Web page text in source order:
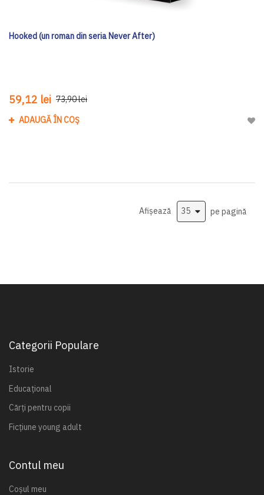
Hooked (un roman din seria Never After)
59,12 lei 73,90 lei
ADAUGĂ ÎN COȘ
Afișează pe pagină
Categorii Populare
Istorie
Educațional
Cărți pentru copii
Ficțiune young adult
Contul meu
Coșul meu